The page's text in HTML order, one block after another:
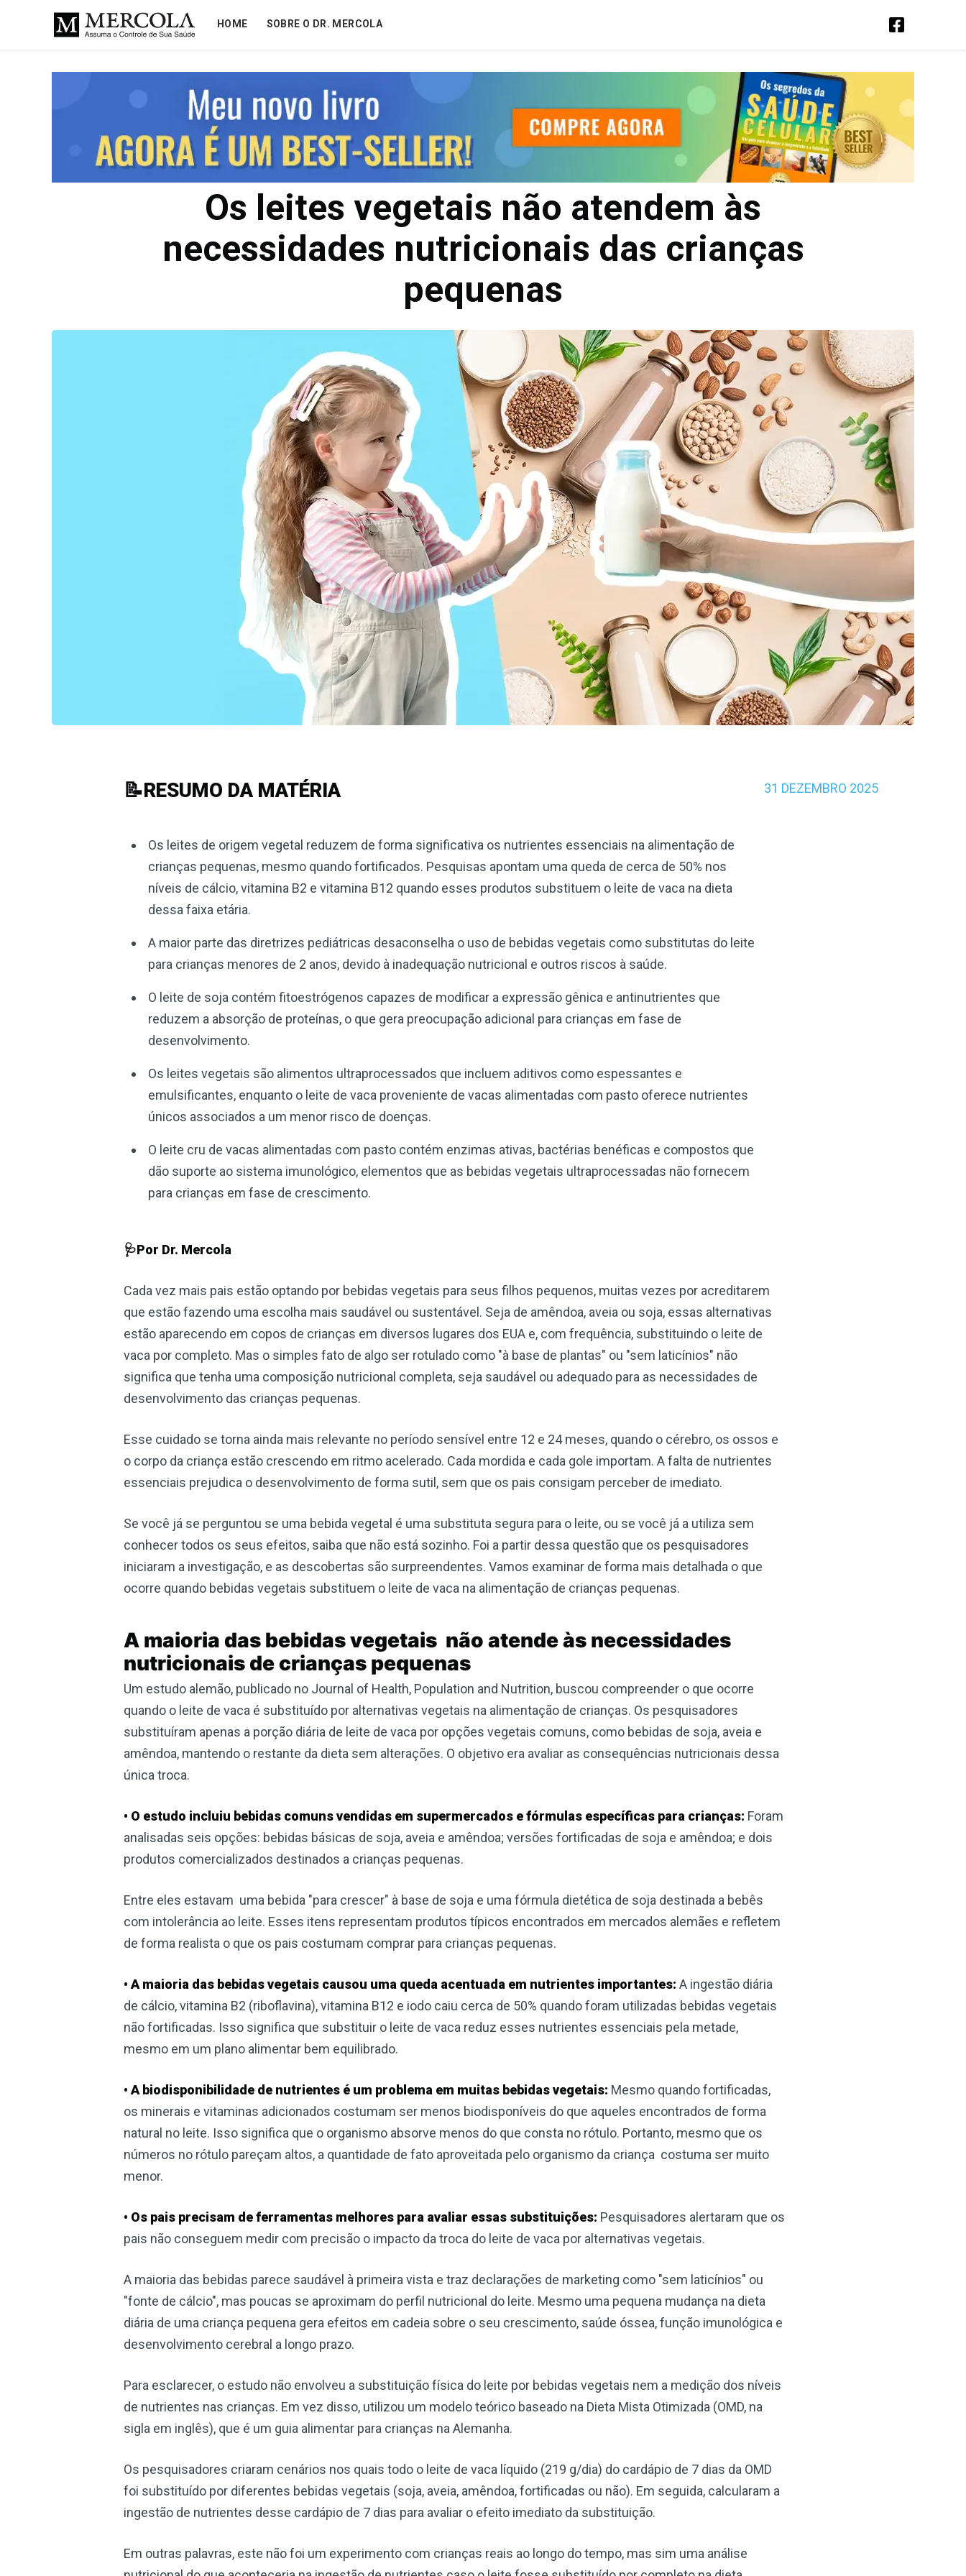
HOME SOBRE O DR. MERCOLA
Os leites vegetais não atendem às
necessidades nutricionais das crianças
pequenas
31 DEZEMBRO 2025
📝RESUMO DA MATÉRIA
Os leites de origem vegetal reduzem de forma significativa os nutrientes essenciais na alimentação de
crianças pequenas, mesmo quando fortificados. Pesquisas apontam uma queda de cerca de 50% nos
níveis de cálcio, vitamina B2 e vitamina B12 quando esses produtos substituem o leite de vaca na dieta
dessa faixa etária.
A maior parte das diretrizes pediátricas desaconselha o uso de bebidas vegetais como substitutas do leite
para crianças menores de 2 anos, devido à inadequação nutricional e outros riscos à saúde.
O leite de soja contém fitoestrógenos capazes de modificar a expressão gênica e antinutrientes que
reduzem a absorção de proteínas, o que gera preocupação adicional para crianças em fase de
desenvolvimento.
Os leites vegetais são alimentos ultraprocessados que incluem aditivos como espessantes e
emulsificantes, enquanto o leite de vaca proveniente de vacas alimentadas com pasto oferece nutrientes
únicos associados a um menor risco de doenças.
O leite cru de vacas alimentadas com pasto contém enzimas ativas, bactérias benéficas e compostos que
dão suporte ao sistema imunológico, elementos que as bebidas vegetais ultraprocessadas não fornecem
para crianças em fase de crescimento.
🩺Por Dr. Mercola
Cada vez mais pais estão optando por bebidas vegetais para seus filhos pequenos, muitas vezes por acreditarem
que estão fazendo uma escolha mais saudável ou sustentável. Seja de amêndoa, aveia ou soja, essas alternativas
estão aparecendo em copos de crianças em diversos lugares dos EUA e, com frequência, substituindo o leite de
vaca por completo. Mas o simples fato de algo ser rotulado como "à base de plantas" ou "sem laticínios" não
significa que tenha uma composição nutricional completa, seja saudável ou adequado para as necessidades de
desenvolvimento das crianças pequenas.
Esse cuidado se torna ainda mais relevante no período sensível entre 12 e 24 meses, quando o cérebro, os ossos e
o corpo da criança estão crescendo em ritmo acelerado. Cada mordida e cada gole importam. A falta de nutrientes
essenciais prejudica o desenvolvimento de forma sutil, sem que os pais consigam perceber de imediato.
Se você já se perguntou se uma bebida vegetal é uma substituta segura para o leite, ou se você já a utiliza sem
conhecer todos os seus efeitos, saiba que não está sozinho. Foi a partir dessa questão que os pesquisadores
iniciaram a investigação, e as descobertas são surpreendentes. Vamos examinar de forma mais detalhada o que
ocorre quando bebidas vegetais substituem o leite de vaca na alimentação de crianças pequenas.
A maioria das bebidas vegetais não atende às necessidades
nutricionais de crianças pequenas
Um estudo alemão, publicado no Journal of Health, Population and Nutrition, buscou compreender o que ocorre
quando o leite de vaca é substituído por alternativas vegetais na alimentação de crianças. Os pesquisadores
substituíram apenas a porção diária de leite de vaca por opções vegetais comuns, como bebidas de soja, aveia e
amêndoa, mantendo o restante da dieta sem alterações. O objetivo era avaliar as consequências nutricionais dessa
única troca.
• O estudo incluiu bebidas comuns vendidas em supermercados e fórmulas específicas para crianças: Foram
analisadas seis opções: bebidas básicas de soja, aveia e amêndoa; versões fortificadas de soja e amêndoa; e dois
produtos comercializados destinados a crianças pequenas.
Entre eles estavam uma bebida "para crescer" à base de soja e uma fórmula dietética de soja destinada a bebês
com intolerância ao leite. Esses itens representam produtos típicos encontrados em mercados alemães e refletem
de forma realista o que os pais costumam comprar para crianças pequenas.
• A maioria das bebidas vegetais causou uma queda acentuada em nutrientes importantes: A ingestão diária
de cálcio, vitamina B2 (riboflavina), vitamina B12 e iodo caiu cerca de 50% quando foram utilizadas bebidas vegetais
não fortificadas. Isso significa que substituir o leite de vaca reduz esses nutrientes essenciais pela metade,
mesmo em um plano alimentar bem equilibrado.
• A biodisponibilidade de nutrientes é um problema em muitas bebidas vegetais: Mesmo quando fortificadas,
os minerais e vitaminas adicionados costumam ser menos biodisponíveis do que aqueles encontrados de forma
natural no leite. Isso significa que o organismo absorve menos do que consta no rótulo. Portanto, mesmo que os
números no rótulo pareçam altos, a quantidade de fato aproveitada pelo organismo da criança costuma ser muito
menor.
• Os pais precisam de ferramentas melhores para avaliar essas substituições: Pesquisadores alertaram que os
pais não conseguem medir com precisão o impacto da troca do leite de vaca por alternativas vegetais.
A maioria das bebidas parece saudável à primeira vista e traz declarações de marketing como "sem laticínios" ou
"fonte de cálcio", mas poucas se aproximam do perfil nutricional do leite. Mesmo uma pequena mudança na dieta
diária de uma criança pequena gera efeitos em cadeia sobre o seu crescimento, saúde óssea, função imunológica e
desenvolvimento cerebral a longo prazo.
Para esclarecer, o estudo não envolveu a substituição física do leite por bebidas vegetais nem a medição dos níveis
de nutrientes nas crianças. Em vez disso, utilizou um modelo teórico baseado na Dieta Mista Otimizada (OMD, na
sigla em inglês), que é um guia alimentar para crianças na Alemanha.
Os pesquisadores criaram cenários nos quais todo o leite de vaca líquido (219 g/dia) do cardápio de 7 dias da OMD
foi substituído por diferentes bebidas vegetais (soja, aveia, amêndoa, fortificadas ou não). Em seguida, calcularam a
ingestão de nutrientes desse cardápio de 7 dias para avaliar o efeito imediato da substituição.
Em outras palavras, este não foi um experimento com crianças reais ao longo do tempo, mas sim uma análise
×
informativo de saúde natural DE
GRAÇA
Receba acesso ilimitado às melhores informações de saúde,
sem censura ou vigilância eletrônica.
Confira nossa política de privacidade